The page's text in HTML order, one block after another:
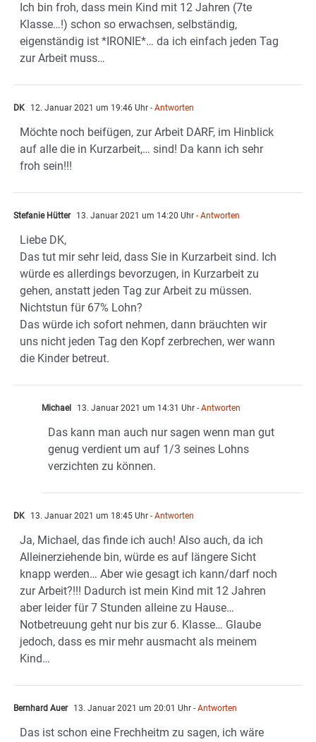
Ich bin froh, dass mein Kind mit 12 Jahren (7te
Klasse…!) schon so erwachsen, selbständig,
eigenständig ist *IRONIE*… da ich einfach jeden Tag
zur Arbeit muss…
DK 12. Januar 2021 um 19:46 Uhr - Antworten
Möchte noch beifügen, zur Arbeit DARF, im Hinblick
auf alle die in Kurzarbeit,… sind! Da kann ich sehr
froh sein!!!
Stefanie Hütter 13. Januar 2021 um 14:20 Uhr - Antworten
Liebe DK,
Das tut mir sehr leid, dass Sie in Kurzarbeit sind. Ich
würde es allerdings bevorzugen, in Kurzarbeit zu
gehen, anstatt jeden Tag zur Arbeit zu müssen.
Nichtstun für 67% Lohn?
Das würde ich sofort nehmen, dann bräuchten wir
uns nicht jeden Tag den Kopf zerbrechen, wer wann
die Kinder betreut.
Michael 13. Januar 2021 um 14:31 Uhr - Antworten
Das kann man auch nur sagen wenn man gut
genug verdient um auf 1/3 seines Lohns
verzichten zu können.
DK 13. Januar 2021 um 18:45 Uhr - Antworten
Ja, Michael, das finde ich auch! Also auch, da ich
Alleinerziehende bin, würde es auf längere Sicht
knapp werden… Aber wie gesagt ich kann/darf noch
zur Arbeit?!!! Dadurch ist mein Kind mit 12 Jahren
aber leider für 7 Stunden alleine zu Hause…
Notbetreuung geht nur bis zur 6. Klasse… Glaube
jedoch, dass es mir mehr ausmacht als meinem
Kind…
Bernhard Auer 13. Januar 2021 um 20:01 Uhr - Antworten
Das ist schon eine Frechheitm zu sagen, ich wäre